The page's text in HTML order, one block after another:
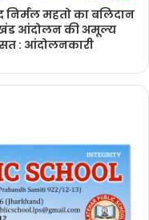
निर्मल महतो का बलिदान
आंदोलन की अमूल्य
: आंदोलनकारी